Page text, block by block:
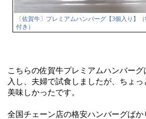
〔佐賀牛〕プレミアムハンバーグ【3個入り】
付き）
こちらの佐賀牛プレミアムハンバー
入し、夫婦で試食しましたが、ちょ
美味しかったです。
全国チェーン店の格安ハンバーグば